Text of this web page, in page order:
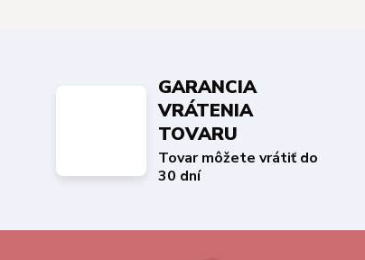
GARANCIA
VRÁTENIA
TOVARU
Tovar môžete vrátiť do
30 dní